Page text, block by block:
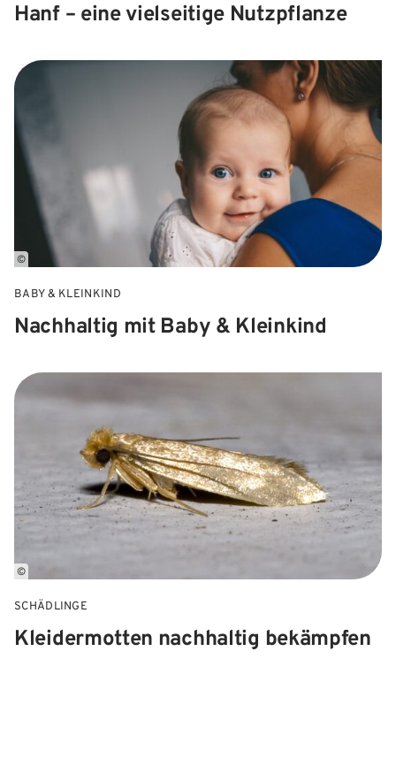
Hanf – eine vielseitige Nutzpflanze
©
BABY & KLEINKIND
Nachhaltig mit Baby & Kleinkind
©
SCHÄDLINGE
Kleidermotten nachhaltig bekämpfen